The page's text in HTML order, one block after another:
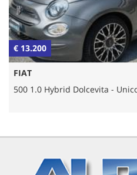
€ 13.200
FIAT
500 1.0 Hybrid Dolcevita -